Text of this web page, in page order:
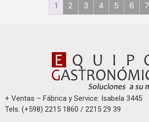
1 2 3 4 5 6 7
+ Ventas – Fábrica y Service: Isabela 3445
Tels. (+598) 2215 1860 / 2215 29 39